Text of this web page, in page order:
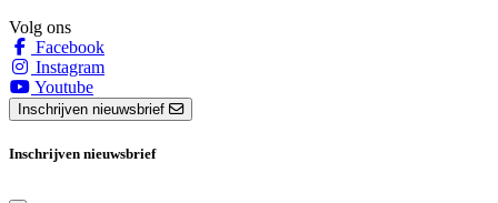
Volg ons
Facebook
Instagram
Youtube
Inschrijven nieuwsbrief
Inschrijven nieuwsbrief